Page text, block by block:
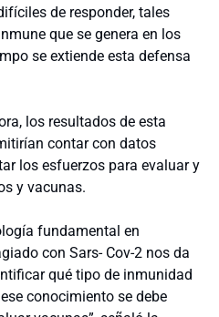
de responder, tales
que se genera en los
se extiende esta defensa
los resultados de esta
contar con datos
los esfuerzos para evaluar y
y vacunas.
fundamental en
con Sars- Cov-2 nos da
qué tipo de inmunidad
conocimiento se debe